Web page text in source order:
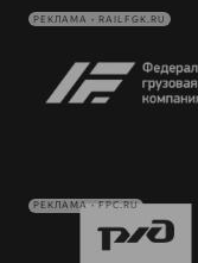
РЕКЛАМА • RAILFGK.RU
РЕКЛАМА • FPC.RU